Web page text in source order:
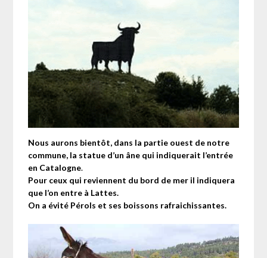
Nous aurons bientôt, dans la partie ouest de notre
commune, la statue d’un âne qui indiquerait l’entrée
en Catalogne.
Pour ceux qui reviennent du bord de mer il indiquera
que l’on entre à Lattes.
On a évité Pérols et ses boissons rafraichissantes.